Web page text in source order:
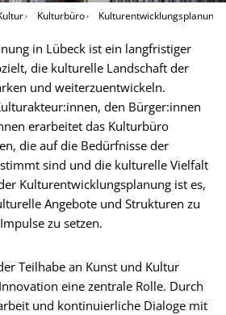
Kulturbüro Kulturentwicklungsplanung
in Lübeck ist ein langfristiger
die kulturelle Landschaft der
und weiterzuentwickeln.
den Bürger:innen
erarbeitet das Kulturbüro
die auf die Bedürfnisse der
sind und die kulturelle Vielfalt
Kulturentwicklungsplanung ist es,
Angebote und Strukturen zu
zu setzen.
Teilhabe an Kunst und Kultur
eine zentrale Rolle. Durch
und kontinuierliche Dialoge mit